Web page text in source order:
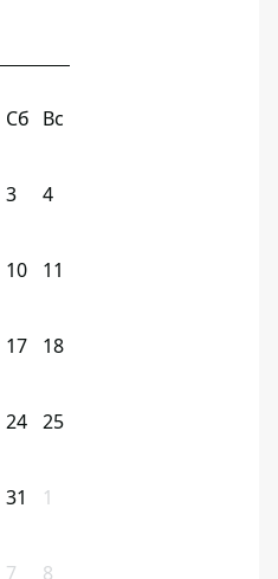
Сб Вс
3 4
10 11
17 18
24 25
31 1
7 8